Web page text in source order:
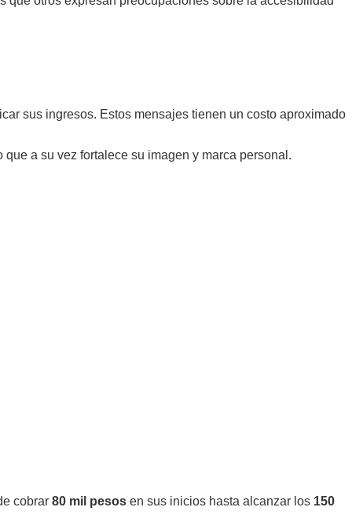
sus ingresos. Estos mensajes tienen un costo aproximado
a su vez fortalece su imagen y marca personal.
cobrar 80 mil pesos en sus inicios hasta alcanzar los 150